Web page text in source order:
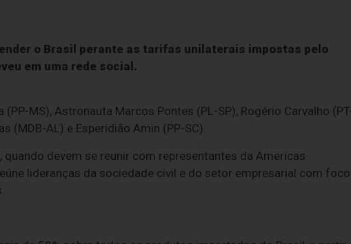
o Brasil perante as tarifas unilaterais impostas pelo
em uma rede social.
MS), Astronauta Marcos Pontes (PL-SP), Rogério Carvalho
(MDB-AL) e Esperidião Amin (PP-SC).
devem se reunir com representantes da Americas
lideranças da sociedade civil e do setor empresarial com foco